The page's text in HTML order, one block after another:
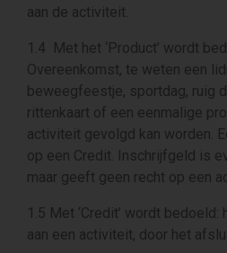
aan de activiteit.
1.4 Met het ‘Product’ wordt
Overeenkomst, te weten een
beweegfeestje, sportdag, ruig
rittenkaart of een eenmalige
activiteit gevolgd kan worden.
op een Credit. Inschrijfgeld is
maar geeft geen recht op een
1.5 Met ‘Credit’ wordt
aan een activiteit, door het